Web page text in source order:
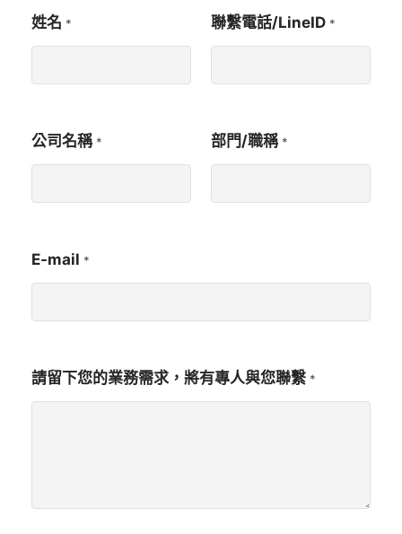
姓名 * 聯繫電話/LineID *
公司名稱 * 部門/職稱 *
E-mail *
請留下您的業務需求，將有專人與您聯繫 *